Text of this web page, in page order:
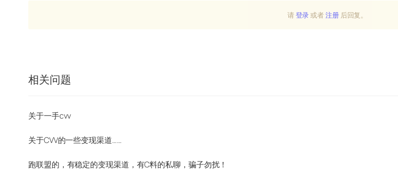
请登录或者注册后回复。
相关问题
关于一手cvv
关于CVV的一些变现渠道……
跑联盟的，有稳定的变现渠道，有C料的私聊，骗子勿扰！